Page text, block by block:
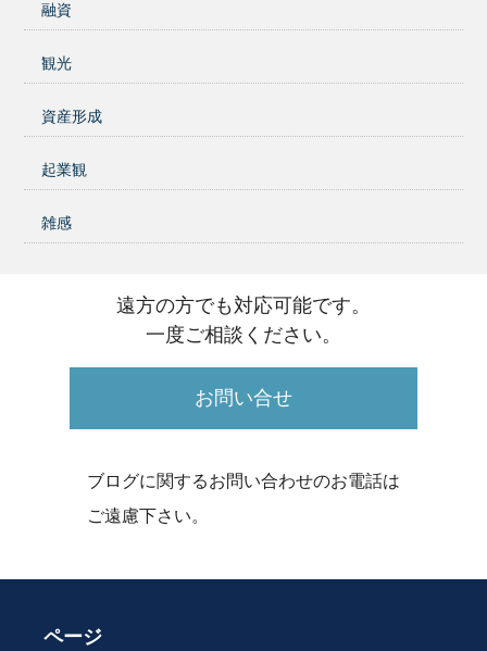
融資
観光
資産形成
起業観
雑感
遠方の方でも対応可能です。
一度ご相談ください。
お問い合せ
ブログに関するお問い合わせのお電話は
ご遠慮下さい。
ページ